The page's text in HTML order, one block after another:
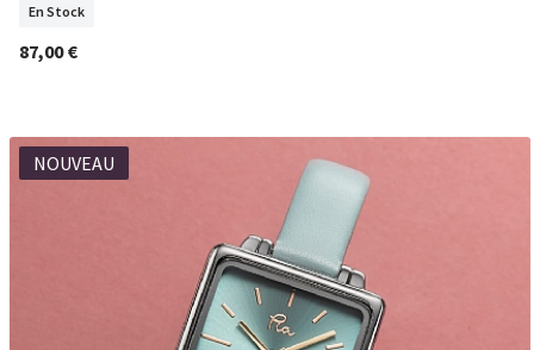
En Stock
87,00 €
NOUVEAU